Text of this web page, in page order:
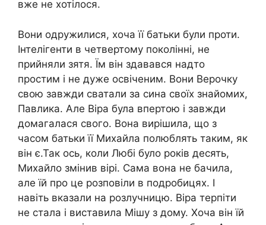
вже не хотілося.
Вони одружилися, хоча її батьки були проти.
Інтелігенти в четвертому поколінні, не
прийняли зятя. Їм він здавався надто
простим і не дуже освіченим. Вони Верочку
свою завжди сватали за сина своїх знайомих,
Павлика. Але Віра була впертою і завжди
домагалася свого. Вона вирішила, що з
часом батьки її Михайла полюблять таким, як
він є.Так ось, коли Любі було років десять,
Михайло змінив вірі. Сама вона не бачила,
але їй про це розповіли в подробицях. І
навіть вказали на розлучницю. Віра терпіти
не стала і виставила Мішу з дому. Хоча він їй